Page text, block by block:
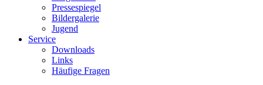
Pressespiegel
Bildergalerie
Jugend
Service
Downloads
Links
Häufige Fragen